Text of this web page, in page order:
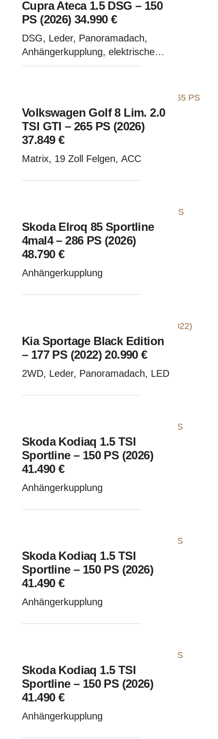
Cupra Ateca 1.5 DSG – 150
PS (2026) 34.990 €
DSG, Leder, Panoramadach,
Anhängerkupplung, elektrische
Sitzeinstellung - Dark Forrest
Volkswagen Golf 8 Lim. 2.0
TSI GTI – 265 PS (2026)
37.849 €
Matrix, 19 Zoll Felgen, ACC
Skoda Elroq 85 Sportline
4mal4 – 286 PS (2026)
48.790 €
Anhängerkupplung
Kia Sportage Black Edition
– 177 PS (2022) 20.990 €
2WD, Leder, Panoramadach, LED
Skoda Kodiaq 1.5 TSI
Sportline – 150 PS (2026)
41.490 €
Anhängerkupplung
Skoda Kodiaq 1.5 TSI
Sportline – 150 PS (2026)
41.490 €
Anhängerkupplung
Skoda Kodiaq 1.5 TSI
Sportline – 150 PS (2026)
41.490 €
Anhängerkupplung